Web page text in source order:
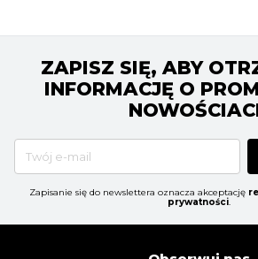
ZAPISZ SIĘ, ABY
INFORMACJĘ O
Zapisanie się do newslettera oznacza akceptację
prywatności.